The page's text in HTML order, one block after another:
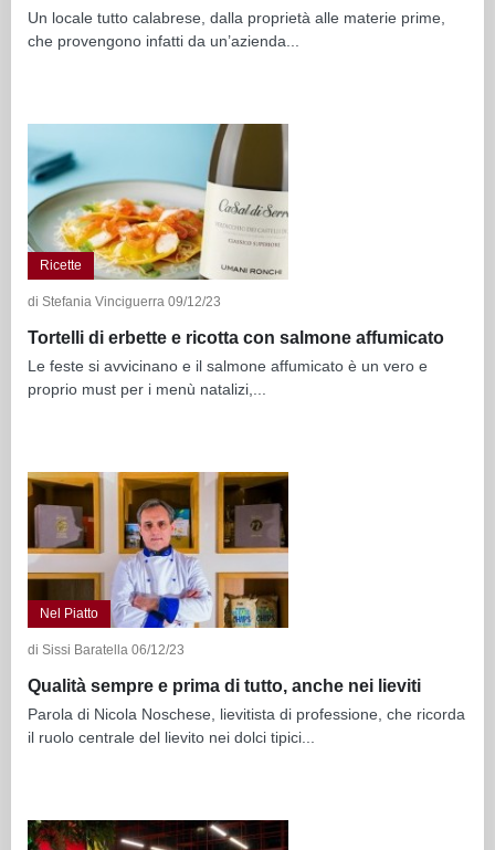
Un locale tutto calabrese, dalla proprietà alle materie prime,
che provengono infatti da un’azienda...
Ricette
di Stefania Vinciguerra 09/12/23
Tortelli di erbette e ricotta con salmone affumicato
Le feste si avvicinano e il salmone affumicato è un vero e
proprio must per i menù natalizi,...
Nel Piatto
di Sissi Baratella 06/12/23
Qualità sempre e prima di tutto, anche nei lieviti
Parola di Nicola Noschese, lievitista di professione, che ricorda
il ruolo centrale del lievito nei dolci tipici...